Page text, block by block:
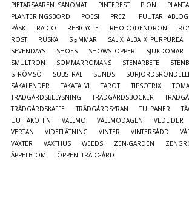
PIETARSAAREN SANOMAT
PINTEREST PION
PLANTERINGSBORD
POESI PREZI
PÅSK
RADIO REBICYCLE RHODODENDRON
ROST
RUSKA S☼MMAR SALIX ALBA X PURPUREA
SEVENDAYS
SHOES SHOWSTOPPER SJUKDOMAR
SMULTRON
SOMMARROMANS STENARBETE
STRÖMSÖ
SUBSTRAL SUNDS
SÅKALENDER
TAKATALVI TAROT TIPSOTRIX
TRÄDGÅRDSBELYSNING
TRÄDGÅRDSBÖCKER
TRÄDGÅRDSKAFFE
TRÄDGÅRDSYRAN TULPANER
UUTTAKOTIIN
VALLMO VALLMODAGEN VEDLIDER
VERTAN
VIDEFLÄTNING VINTER VINTERSÅDD
VÄXTER
VÄXTHUS WEEDS ZEN-GARDEN
ÄPPELBLOM
ÖPPEN TRÄDGÅRD